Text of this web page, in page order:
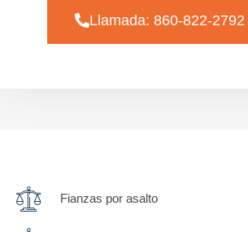
Llamada: 860-822-2792
Fianzas por asalto